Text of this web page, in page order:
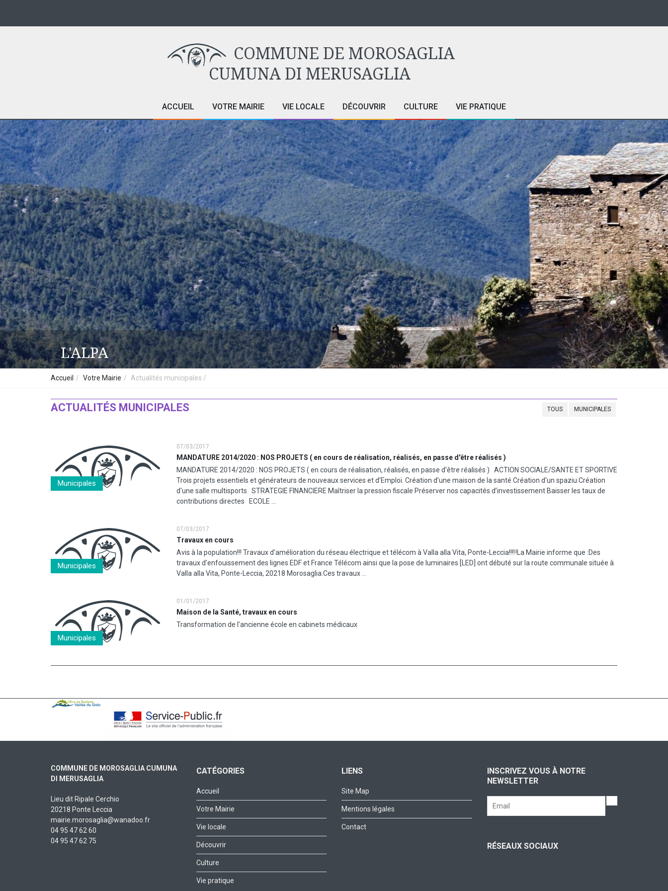
COMMUNE DE MOROSAGLIA
CUMUNA DI MERUSAGLIA
ACCUEIL VOTRE MAIRIE VIE LOCALE DÉCOUVRIR CULTURE VIE PRATIQUE
L'ALPA
Accueil Votre Mairie Actualités municipales
ACTUALITÉS MUNICIPALES TOUS MUNICIPALES
Municipales
07/03/2017
MANDATURE 2014/2020 : NOS PROJETS ( en cours de réalisation, réalisés, en passe d'être réalisés )
MANDATURE 2014/2020 : NOS PROJETS ( en cours de réalisation, réalisés, en passe d'être réalisés ) ACTION SOCIALE/SANTE ET SPORTIVE
Trois projets essentiels et générateurs de nouveaux services et d’Emploi. Création d’une maison de la santé Création d'un spaziu Création
d'une salle multisports STRATEGIE FINANCIERE Maîtriser la pression fiscale Préserver nos capacités d’investissement Baisser les taux de
contributions directes ECOLE ...
Municipales
07/03/2017
Travaux en cours
Avis à la population!!! Travaux d'amélioration du réseau électrique et télécom à Valla alla Vita, Ponte-Leccia!!!‼La Mairie informe que :Des
travaux d'enfouissement des lignes EDF et France Télécom ainsi que la pose de luminaires [LED] ont débuté sur la route communale située à
Valla alla Vita, Ponte-Leccia, 20218 Morosaglia.Ces travaux ...
Municipales
01/01/2017
Maison de la Santé, travaux en cours
Transformation de l'ancienne école en cabinets médicaux
COMMUNE DE MOROSAGLIA CUMUNA
DI MERUSAGLIA
Lieu dit Ripale Cerchio
20218 Ponte Leccia
mairie.morosaglia@wanadoo.fr
04 95 47 62 60
04 95 47 62 75
CATÉGORIES
Accueil
Votre Mairie
Vie locale
Découvrir
Culture
Vie pratique
LIENS
Site Map
Mentions légales
Contact
INSCRIVEZ VOUS À NOTRE
NEWSLETTER
RÉSEAUX SOCIAUX